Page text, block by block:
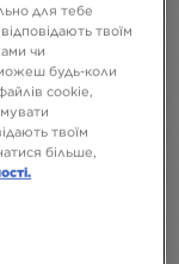
для тебе
твоїм
чи
будь-коли
cookie,
твоїм
більше,